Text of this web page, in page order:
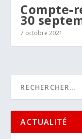
Compte-
30
7 octobre 2021
ACTUALITÉ